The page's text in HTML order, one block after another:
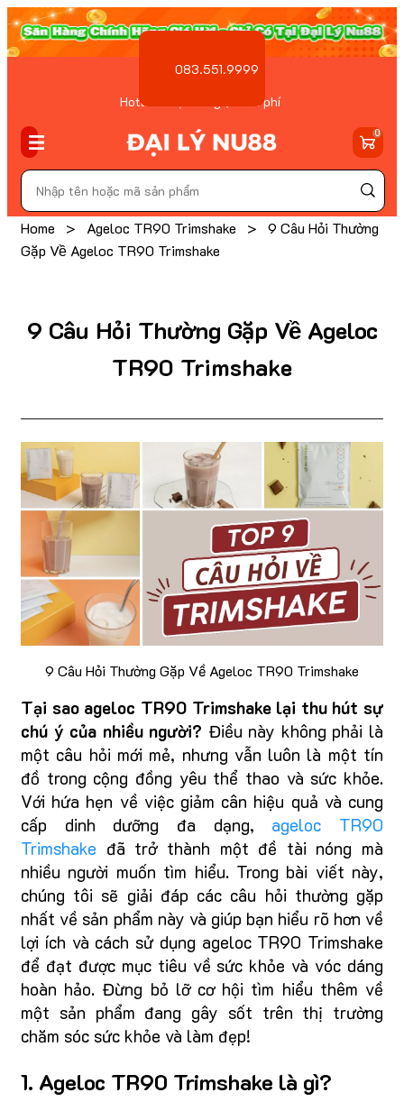
Hotline Đặt hàng ( Miễn phí
083.551.9999
0
Home > Ageloc TR90 Trimshake >
9 Câu Hỏi Thường
Gặp Về Ageloc TR90 Trimshake
9 Câu Hỏi Thường Gặp Về Ageloc
TR90 Trimshake
9 Câu Hỏi Thường Gặp Về Ageloc TR90 Trimshake
Tại sao ageloc TR90 Trimshake lại thu hút sự
chú ý của nhiều người? Điều này không phải là
một câu hỏi mới mẻ, nhưng vẫn luôn là một tín
đồ trong cộng đồng yêu thể thao và sức khỏe.
Với hứa hẹn về việc giảm cân hiệu quả và cung
cấp dinh dưỡng đa dạng, ageloc TR90
Trimshake đã trở thành một đề tài nóng mà
nhiều người muốn tìm hiểu. Trong bài viết này,
chúng tôi sẽ giải đáp các câu hỏi thường gặp
nhất về sản phẩm này và giúp bạn hiểu rõ hơn về
lợi ích và cách sử dụng ageloc TR90 Trimshake
để đạt được mục tiêu về sức khỏe và vóc dáng
hoàn hảo. Đừng bỏ lỡ cơ hội tìm hiểu thêm về
một sản phẩm đang gây sốt trên thị trường
chăm sóc sức khỏe và làm đẹp!
1. Ageloc TR90 Trimshake là gì?